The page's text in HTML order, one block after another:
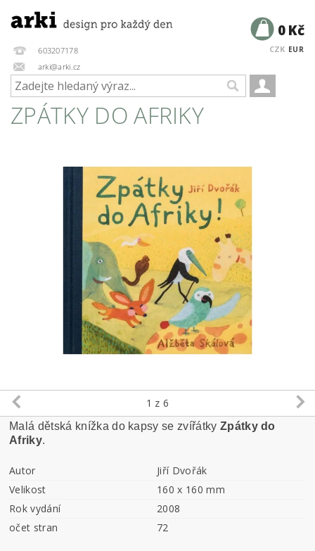
603207178
arki@arki.cz
CZK EUR
0 Kč
ZPÁTKY DO AFRIKY
1 z 6
Malá dětská knížka do kapsy se zvířátky Zpátky do
Afriky.
Autor
Jiří Dvořák
Velikost
160 x 160 mm
Rok vydání
2008
očet stran
72